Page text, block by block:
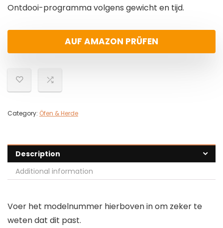
Ontdooi-programma volgens gewicht en tijd.
AUF AMAZON PRÜFEN
Category: Öfen & Herde
Description
Additional information
Voer het modelnummer hierboven in om zeker te
weten dat dit past.